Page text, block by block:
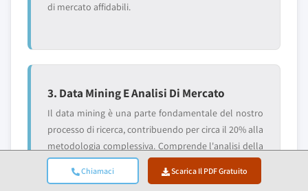
Chiamaci Scarica Il PDF Gratuito
di mercato affidabili.
3. Data Mining E Analisi Di Mercato
Il data mining è una parte fondamentale del nostro
processo di ricerca, contribuendo per circa il 20% alla
metodologia complessiva. Comprende l'analisi della
struttura del mercato, l'identificazione delle
tendenze del settore e la valutazione dei fattori